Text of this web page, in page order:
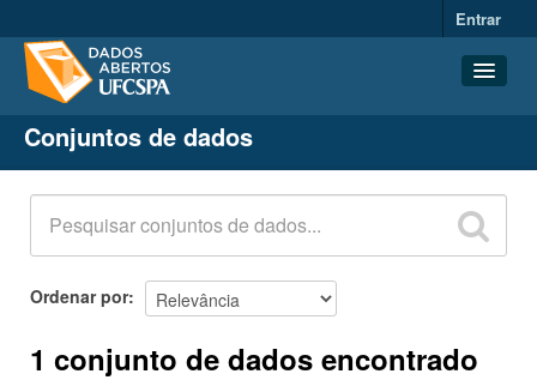
Entrar
Conjuntos de dados
Organizações
Grupos
Sobre
Conjuntos de dados
Ordenar por
1 conjunto de dados encontrado